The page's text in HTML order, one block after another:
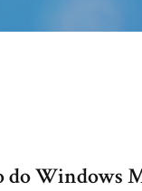
do Windows